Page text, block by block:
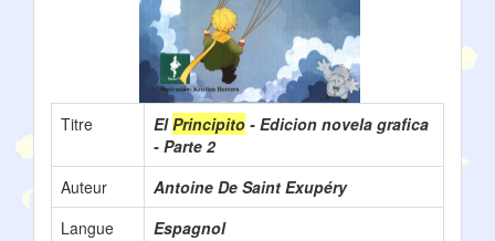
Titre ElPrincipito - Edicion novela grafica
- Parte 2
Auteur
Antoine De Saint Exupéry
Langue
Espagnol